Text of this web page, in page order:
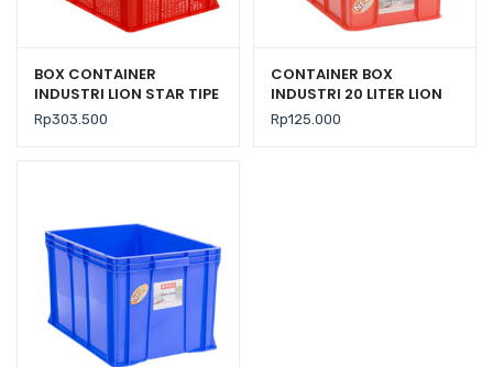
BOX CONTAINER
INDUSTRI LION STAR TIPE
IC-29 FORTE CRATE 303
Rp303.500
CONTAINER BOX
INDUSTRI 20 LITER LION
STAR IC-36 FORTE
CRATE 101 UKURAN
Rp125.000